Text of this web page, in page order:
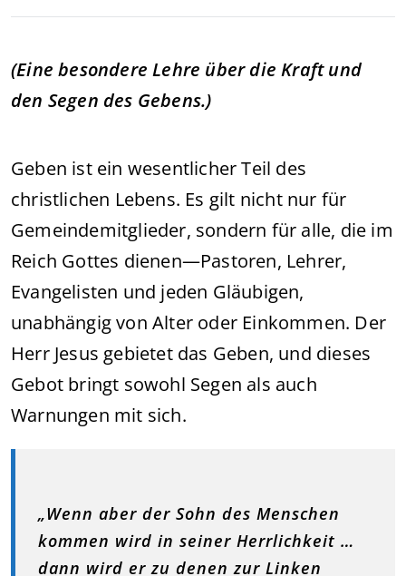
(Eine besondere Lehre über die Kraft und
den Segen des Gebens.)
Geben ist ein wesentlicher Teil des
christlichen Lebens. Es gilt nicht nur für
Gemeindemitglieder, sondern für alle, die im
Reich Gottes dienen—Pastoren, Lehrer,
Evangelisten und jeden Gläubigen,
unabhängig von Alter oder Einkommen. Der
Herr Jesus gebietet das Geben, und dieses
Gebot bringt sowohl Segen als auch
Warnungen mit sich.
„Wenn aber der Sohn des Menschen
kommen wird in seiner Herrlichkeit …
dann wird er zu denen zur Linken